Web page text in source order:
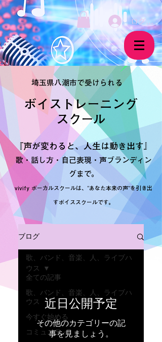
ログイン
埼玉県八潮市で受けられる
ボイストレーニング
​スクール
『声が変わると、人生は動き出す』
歌・話し方・自己表現・声ブランディン
グまで。
vivify ボーカルスクールは、“あなた本来の声”を引き出
すボイススクールです。
ブログ
全ての記事
歌、バンド、音楽、人、ライブハ
ウス
今すぐ始める
コミュニティ
歌、バンド、音楽、人、ライブハ
ウス
近日公開予定
その他のカテゴリーの記
事を見ましょう。